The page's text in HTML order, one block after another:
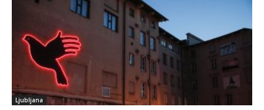
Ljubljana